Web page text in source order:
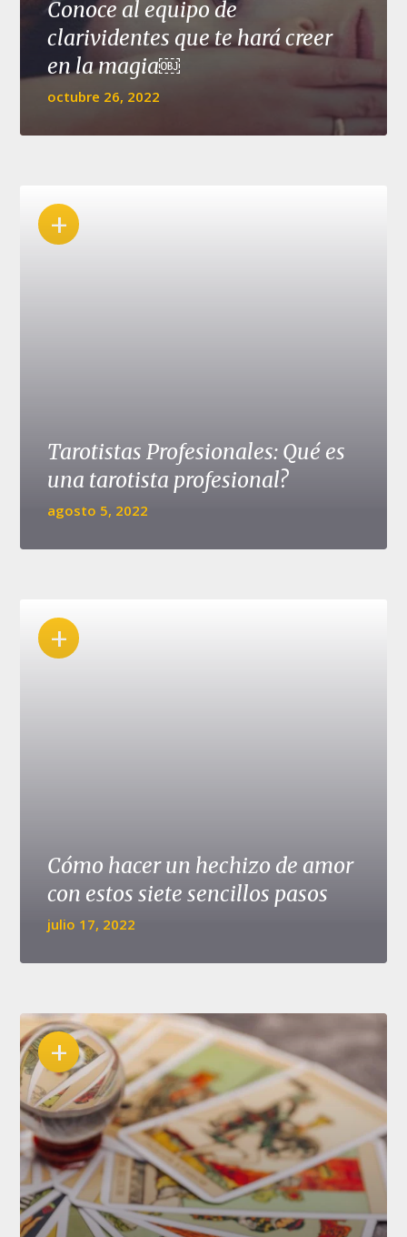
Conoce al equipo de
clarividentes que te hará creer
en la magia￼
octubre 26, 2022
Tarotistas Profesionales: Qué es
una tarotista profesional?
agosto 5, 2022
+
Cómo hacer un hechizo de amor
con estos siete sencillos pasos
julio 17, 2022
+
+